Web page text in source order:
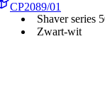
CP2089/01
Shaver series
Zwart-wit